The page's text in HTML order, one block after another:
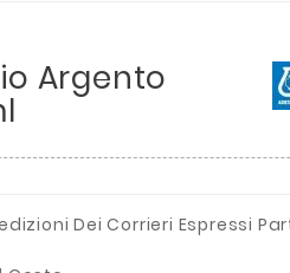
Argento
Dei Corrieri Espressi